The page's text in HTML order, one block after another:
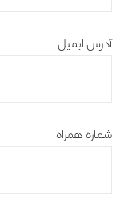
آدرس ایمیل
شماره همراه